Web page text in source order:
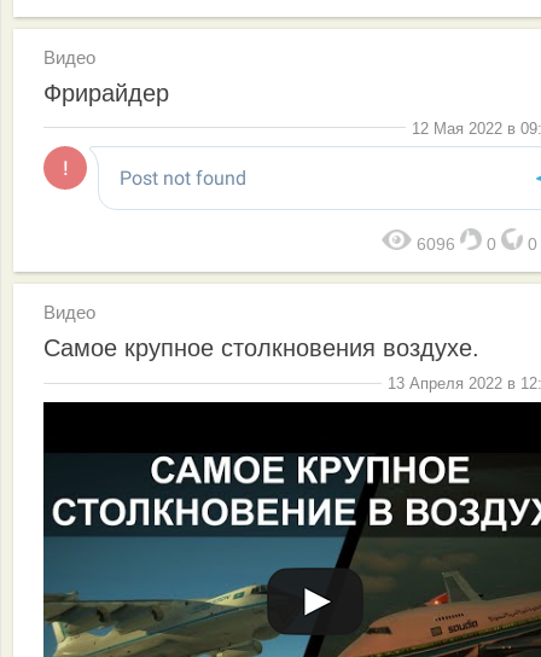
Видео
Фрирайдер
12 Мая 2022 в
6096 0 0
Видео
Самое крупное столкновения воздухе.
13 Апреля 2022 в